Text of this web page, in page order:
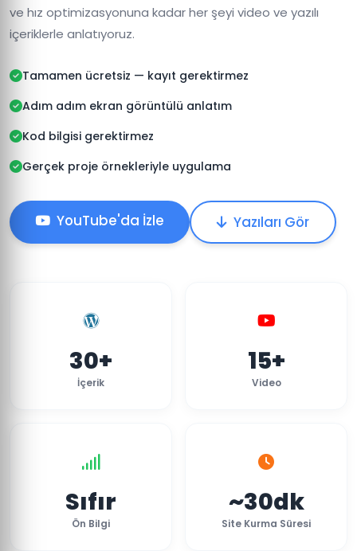
ve hız optimizasyonuna kadar her şeyi video ve yazılı
içeriklerle anlatıyoruz.
Tamamen ücretsiz — kayıt gerektirmez
Adım adım ekran görüntülü anlatım
Kod bilgisi gerektirmez
Gerçek proje örnekleriyle uygulama
YouTube'da İzle Yazıları Gör
30+
İçerik
15+
Video
Sıfır
Ön Bilgi
~30dk
Site Kurma Süresi